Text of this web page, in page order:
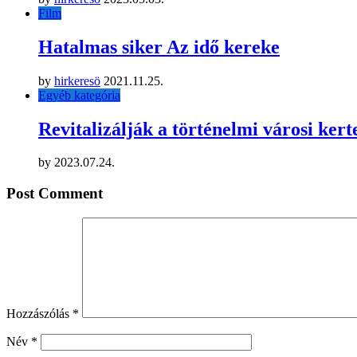
Film
Hatalmas siker Az idő kereke
by hirkeresö 2021.11.25.
Egyéb kategória
Revitalizálják a történelmi városi
by 2023.07.24.
Post Comment
Hozzászólás *
Név *